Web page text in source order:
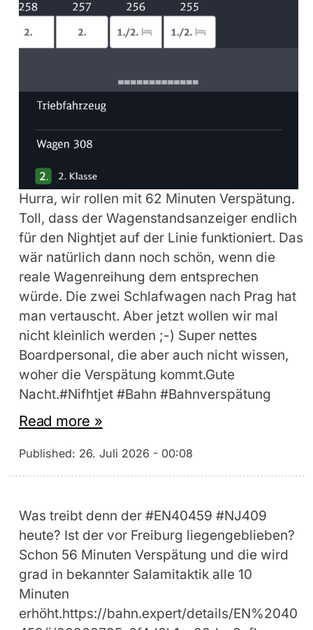
Hurra, wir rollen mit 62 Minuten Verspätung.
Toll, dass der Wagenstandsanzeiger endlich
für den Nightjet auf der Linie funktioniert. Das
wär natürlich dann noch schön, wenn die
reale Wagenreihung dem entsprechen
würde. Die zwei Schlafwagen nach Prag hat
man vertauscht. Aber jetzt wollen wir mal
nicht kleinlich werden ;-) Super nettes
Boardpersonal, die aber auch nicht wissen,
woher die Verspätung kommt.Gute
Nacht.#Nifhtjet #Bahn #Bahnverspätung
Read more »
Published: 26. Juli 2026 - 00:08
Was treibt denn der #EN40459 #NJ409
heute? Ist der vor Freiburg liegengeblieben?
Schon 56 Minuten Verspätung und die wird
grad in bekannter Salamitaktik alle 10
Minuten
erhöht.https://bahn.expert/details/EN%2040